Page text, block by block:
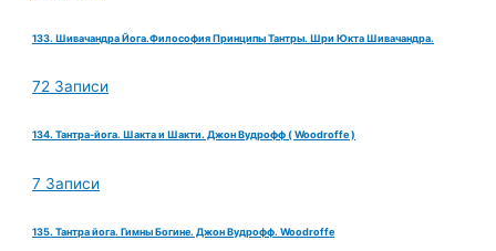
133. Шивачандра Йога.Философия Принципы Тантры. Шри Юкта Шивачандра.
72 Записи
134. Тантра-йога. Шакта и Шакти. Джон Вудрофф ( Woodroffe )
7 Записи
135. Тантра йога. Гимны Богине. Джон Вудрофф. Woodroffe